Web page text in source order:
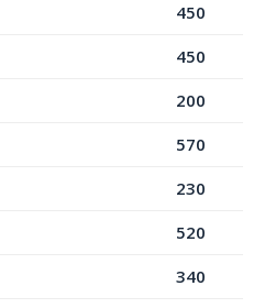
450
450
200
570
230
520
340